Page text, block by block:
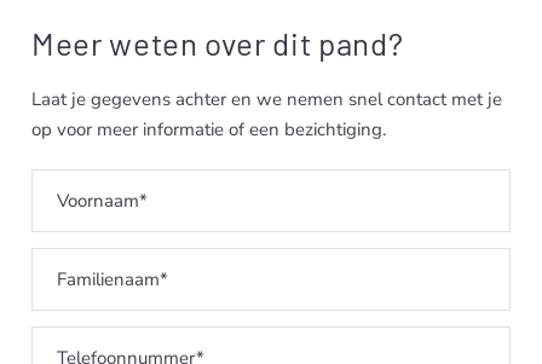
Meer weten over dit pand?
Laat je gegevens achter en we nemen snel contact met je
op voor meer informatie of een bezichtiging.